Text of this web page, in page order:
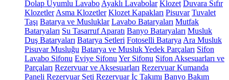
Dolap Uyumlu Lavabo Ayaklı Lavabolar Klozet Duvara Sıfır
Klozetler Asma Klozetler Klozet Kapakları Pisuvar Tuvalet
Taşı Batarya ve Musluklar Lavabo Bataryaları Mutfak
Bataryaları Su Tasarruf Aparatı Banyo Bataryaları Musluk
Duş Bataryaları Batarya Setleri Fotoselli Batarya Ara Musluk
Pisuvar Musluğu Batarya ve Musluk Yedek Parçaları Sifon
Lavabo Sifonu Eviye Sifonu Yer Sifonu Sifon Aksesuarları ve
Parçaları Rezervuar ve Aksesuarları Rezervuar Kumanda
Paneli Rezervuar Seti Rezervuar İç Takımı Banyo Bakım